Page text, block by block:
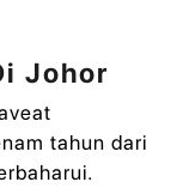
Johor
tahun dari